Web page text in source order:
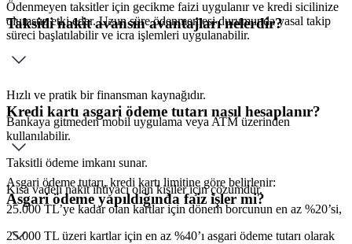
Ödenmeyen taksitler için gecikme faizi uygulanır ve kredi sicilinize
olumsuz etki eder. Uzun süre ödenmemesi durumunda yasal takip
süreci başlatılabilir ve icra işlemleri uygulanabilir.
Taksitli nakit avansın avantajları nelerdir?
Hızlı ve pratik bir finansman kaynağıdır.
Bankaya gitmeden mobil uygulama veya ATM üzerinden
kullanılabilir.
Taksitli ödeme imkanı sunar.
Kısa vadeli nakit ihtiyacı olan kişiler için çözümdür.
Kredi kartı asgari ödeme tutarı nasıl hesaplanır?
Asgari ödeme tutarı, kredi kartı limitine göre belirlenir:
25.000 TL’ye kadar olan kartlar için dönem borcunun en az %20’si,
25.000 TL üzeri kartlar için en az %40’ı asgari ödeme tutarı olarak
Asgari ödeme yapıldığında faiz işler mi?